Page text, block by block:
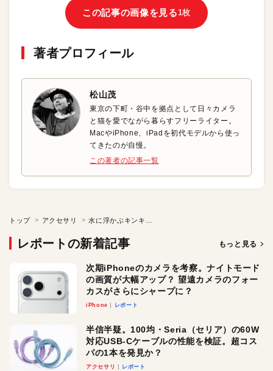
この記事の画像を見る1枚
著者プロフィール
松山茂
東京の下町・谷中を拠点として日々カメラ
と猫を愛でながら暮らすフリーライター。
MacやiPhone、iPadを初代モデルから使っ
てきたのが自慢。
この著者の記事一覧
トップ アクセサリ
レポートの新着記事 もっと見る
次期iPhoneのカメラを考察。ナイトモード
の画質が大幅アップ？ 望遠カメラのフォー
カスがさらにシャープに？
iPhone レポート
半信半疑。100均・Seria（セリア）の60W
対応USB-Cケーブルの性能を検証。超コス
パの1本を発見か？
アクセサリ レポート